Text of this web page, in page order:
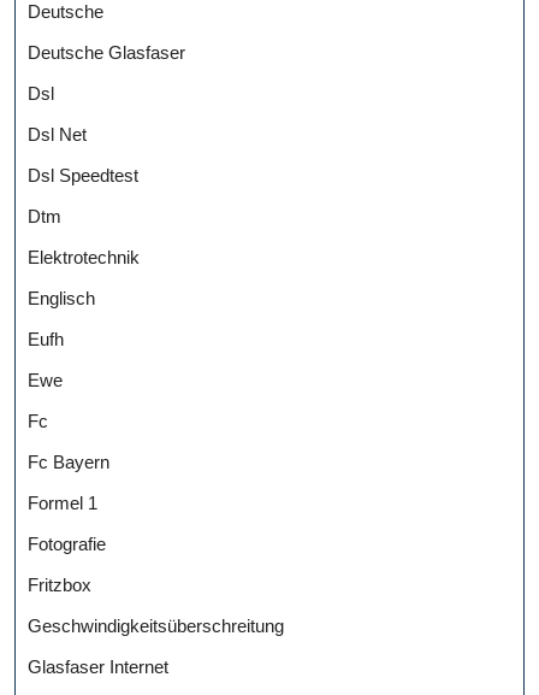
Deutsche
Deutsche Glasfaser
Dsl
Dsl Net
Dsl Speedtest
Dtm
Elektrotechnik
Englisch
Eufh
Ewe
Fc
Fc Bayern
Formel 1
Fotografie
Fritzbox
Geschwindigkeitsüberschreitung
Glasfaser Internet